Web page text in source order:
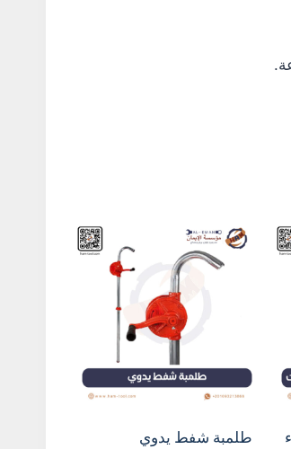
طلمبة شفط يدوي